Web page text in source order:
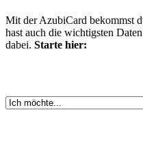
Mit der AzubiCard bekommst
hast auch die wichtigsten
dabei. Starte hier: